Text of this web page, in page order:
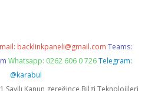
backlinkpaneli@gmail.com Teams:
Whatsapp: 0262 606 0 726 Telegram:
@karabul
Sayılı Kanun gereğince Bilgi Teknolojileri